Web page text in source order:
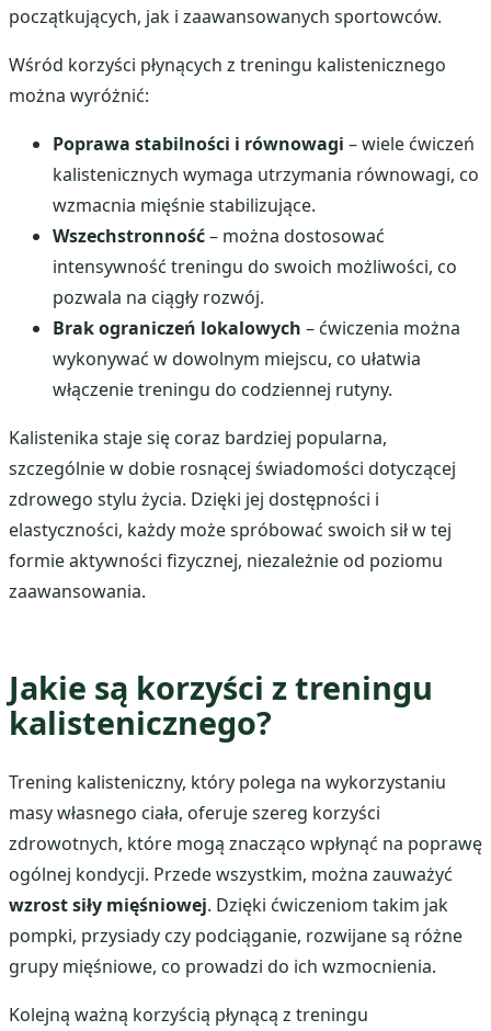
początkujących, jak i zaawansowanych sportowców.
Wśród korzyści płynących z treningu kalistenicznego
można wyróżnić:
Poprawa stabilności i równowagi – wiele ćwiczeń
kalistenicznych wymaga utrzymania równowagi, co
wzmacnia mięśnie stabilizujące.
Wszechstronność– można dostosować
intensywność treningu do swoich możliwości, co
pozwala na ciągły rozwój.
Brak ograniczeń lokalowych – ćwiczenia można
wykonywać w dowolnym miejscu, co ułatwia
włączenie treningu do codziennej rutyny.
Kalistenika staje się coraz bardziej popularna,
szczególnie w dobie rosnącej świadomości dotyczącej
zdrowego stylu życia. Dzięki jej dostępności i
elastyczności, każdy może spróbować swoich sił w tej
formie aktywności fizycznej, niezależnie od poziomu
zaawansowania.
Jakie są korzyści z treningu
kalistenicznego?
Trening kalisteniczny, który polega na wykorzystaniu
masy własnego ciała, oferuje szereg korzyści
zdrowotnych, które mogą znacząco wpłynąć na poprawę
ogólnej kondycji. Przede wszystkim, można zauważyć
wzrost siły mięśniowej. Dzięki ćwiczeniom takim jak
pompki, przysiady czy podciąganie, rozwijane są różne
grupy mięśniowe, co prowadzi do ich wzmocnienia.
Kolejną ważną korzyścią płynącą z treningu